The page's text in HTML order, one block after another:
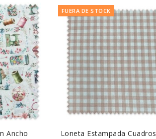
Ancho
FUERA DE STOCK
Loneta Estampada Cuadros